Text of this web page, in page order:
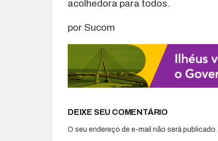
acolhedora para todos.
por Sucom
DEIXE SEU COMENTÁRIO
O seu endereço de e-mail não será publicado.